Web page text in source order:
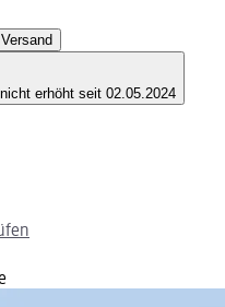
Versand
nicht erhöht seit 02.05.2024